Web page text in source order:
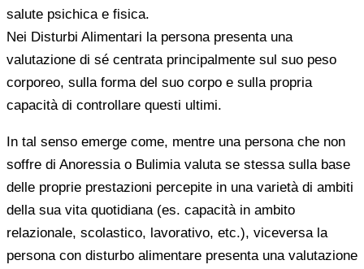
salute psichica e fisica.
Nei Disturbi Alimentari la persona presenta una
valutazione di sé centrata principalmente sul suo peso
corporeo, sulla forma del suo corpo e sulla propria
capacità di controllare questi ultimi.
In tal senso emerge come, mentre una persona che non
soffre di Anoressia o Bulimia valuta se stessa sulla base
delle proprie prestazioni percepite in una varietà di ambiti
della sua vita quotidiana (es. capacità in ambito
relazionale, scolastico, lavorativo, etc.), viceversa la
persona con disturbo alimentare presenta una valutazione